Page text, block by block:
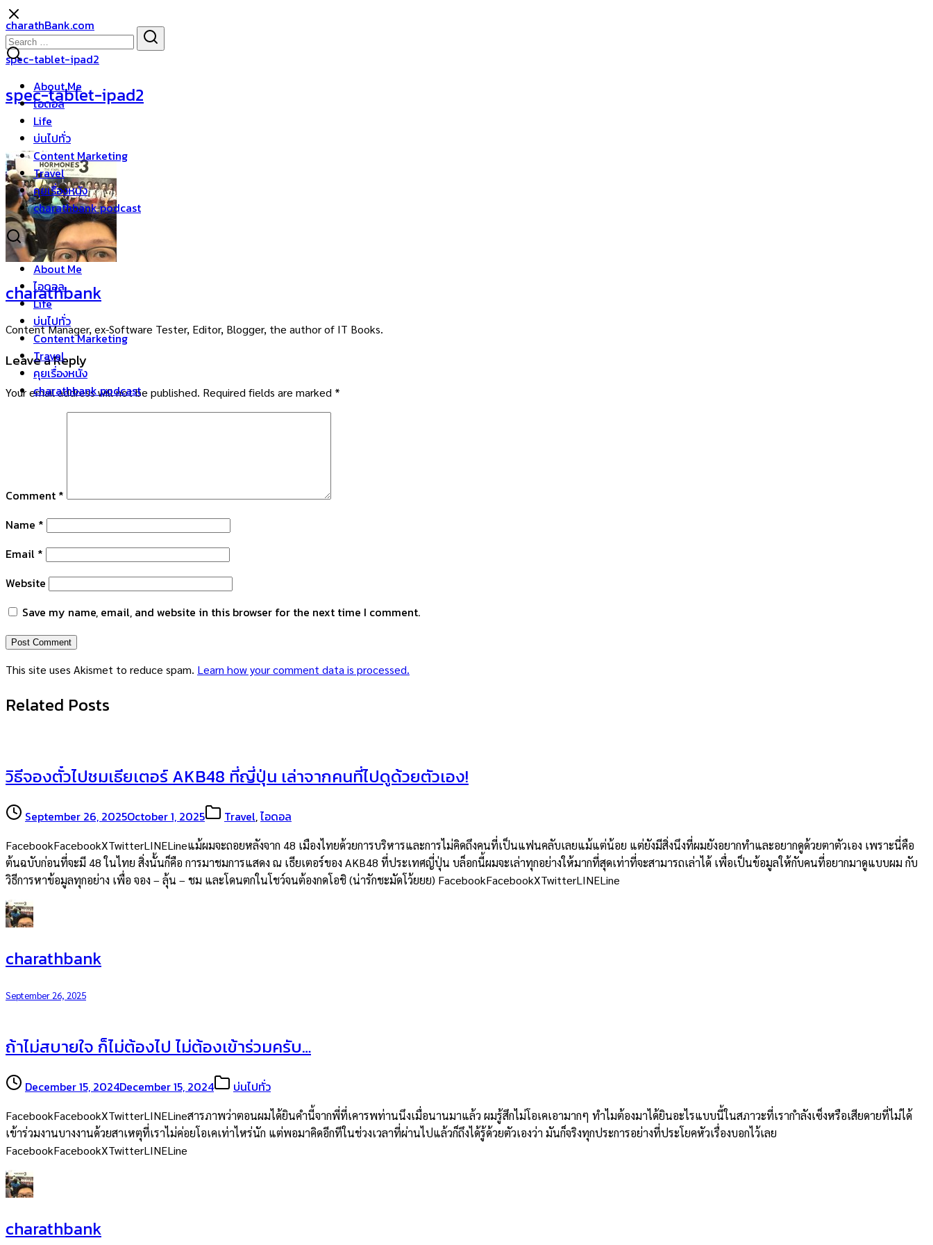
Skip
to
content
charathBank.com
About Me
ไอดอล
Life
บ่นไปทั่ว
Content Marketing
Travel
คุยเรื่องหนัง
charathbank podcast
About Me
ไอดอล
Life
บ่นไปทั่ว
Content Marketing
Travel
คุยเรื่องหนัง
charathbank podcast
Search
for:
spec-tablet-ipad2
spec-tablet-ipad2
charathbank
Content Manager, ex-Software Tester, Editor, Blogger, the author of IT Books.
Leave a Reply
Your email address will not be published. Required fields are marked *
Comment *
Name *
Email *
Website
Save my name, email, and website in this browser for the next time I comment.
This site uses Akismet to reduce spam. Learn how your comment data is processed.
Related Posts
วิธีจองตั๋วไปชมเธียเตอร์ AKB48 ที่ญี่ปุ่น เล่าจากคนที่ไปดูด้วยตัวเอง!
September 26, 2025October 1, 2025 Travel,ไอดอล
FacebookFacebookXTwitterLINELineแม้ผมจะถอยหลังจาก 48 เมืองไทยด้วยการบริหารและการไม่คิดถึงคนที่เป็นแฟนคลับเลยแม้แต่น้อย แต่ยังมีสิ่งนึงที่ผมยังอยากทำและอยากดูด้วยตาตัวเอง เพราะนี่คือ
ต้นฉบับก่อนที่จะมี 48 ในไทย สิ่งนั้นก็คือ การมาชมการแสดง ณ เธียเตอร์ของ AKB48 ที่ประเทศญี่ปุ่น บล็อกนี้ผมจะเล่าทุกอย่างให้มากที่สุดเท่าที่จะสามารถเล่าได้ เพื่อเป็นข้อมูลให้กับคนที่อยากมาดูแบบผม กับ
วิธีการหาข้อมูลทุกอย่าง เพื่อ จอง – ลุ้น – ชม และโดนตกในโชว์จนต้องกดโอชิ (น่ารักชะมัดโว้ยยย) FacebookFacebookXTwitterLINELine
charathbank
September 26, 2025
ถ้าไม่สบายใจ ก็ไม่ต้องไป ไม่ต้องเข้าร่วมครับ…
December 15, 2024December 15, 2024 บ่นไปทั่ว
FacebookFacebookXTwitterLINELineสารภาพว่าตอนผมได้ยินคำนี้จากพี่ที่เคารพท่านนึงเมื่อนานมาแล้ว ผมรู้สึกไม่โอเคเอามากๆ ทำไมต้องมาได้ยินอะไรแบบนี้ในสภาวะที่เรากำลังเซ็งหรือเสียดายที่ไม่ได้
เข้าร่วมงานบางงานด้วยสาเหตุที่เราไม่ค่อยโอเคเท่าไหร่นัก แต่พอมาคิดอีกทีในช่วงเวลาที่ผ่านไปแล้วก็ถึงได้รู้ด้วยตัวเองว่า มันก็จริงทุกประการอย่างที่ประโยคหัวเรื่องบอกไว้เลย
FacebookFacebookXTwitterLINELine
charathbank